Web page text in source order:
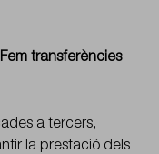
transferències
a tercers,
la prestació dels